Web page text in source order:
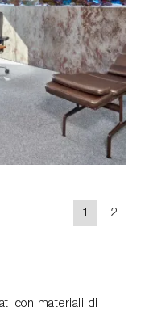
1 2
con materiali di